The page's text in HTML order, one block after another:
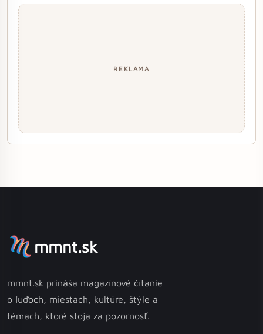
REKLAMA
mmnt.sk
mmnt.sk prináša magazínové čítanie
o ľuďoch, miestach, kultúre, štýle a
témach, ktoré stoja za pozornosť.